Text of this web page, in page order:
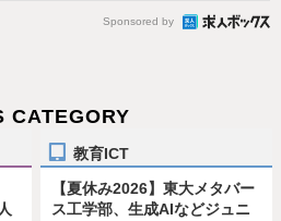
Sponsored by
CATEGORY
教育ICT
【夏休み2026】東大メタバー
ス工学部、生成AIなどジュニ